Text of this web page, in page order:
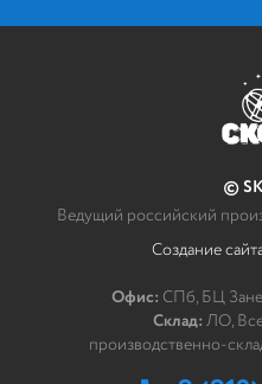
*
Как мы можем связаться
©
Ведущий российский
Создание
Офис: СПб, БЦ
Склад: ЛО,
производственно-